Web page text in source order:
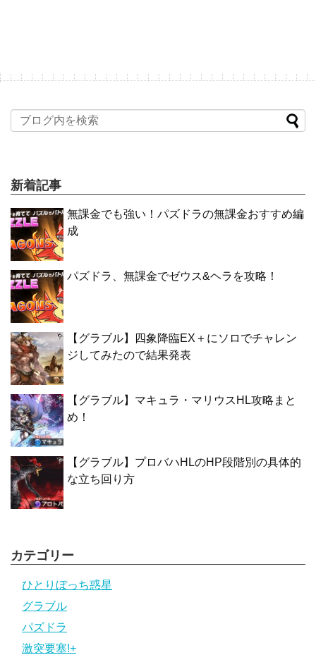
新着記事
無課金でも強い！パズドラの無課金おすすめ編
成
パズドラ、無課金でゼウス&ヘラを攻略！
【グラブル】四象降臨EX＋にソロでチャレン
ジしてみたので結果発表
【グラブル】マキュラ・マリウスHL攻略まと
め！
【グラブル】プロバハHLのHP段階別の具体的
な立ち回り方
カテゴリー
ひとりぼっち惑星
グラブル
パズドラ
激突要塞!+